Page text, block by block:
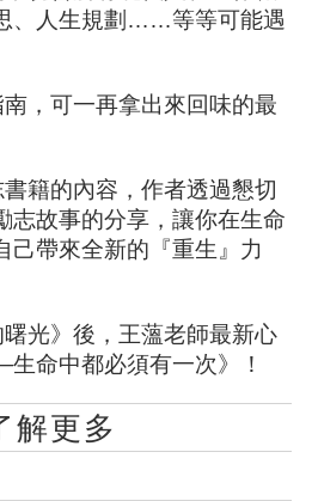
、人生規劃……等等可能遇
，可一再拿出來回味的最
籍的內容，作者透過懇切
志故事的分享，讓你在生命
己帶來全新的『重生』力
光》後，王薀老師最新心
命中都必須有一次》！
解更多